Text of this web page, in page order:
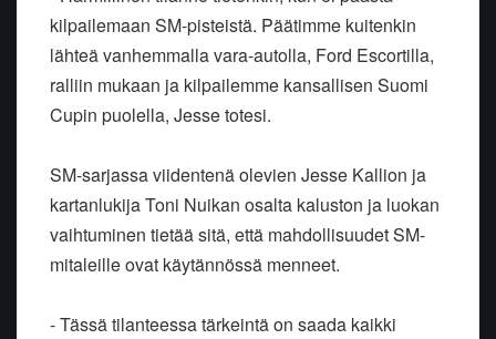
kilpailemaan SM-pisteistä. Päätimme kuitenkin
lähteä vanhemmalla vara-autolla, Ford Escortilla,
ralliin mukaan ja kilpailemme kansallisen Suomi
Cupin puolella, Jesse totesi.
SM-sarjassa viidentenä olevien Jesse Kallion ja
kartanlukija Toni Nuikan osalta kaluston ja luokan
vaihtuminen tietää sitä, että mahdollisuudetSM-
mitaleille ovat käytännössä menneet.
- Tässä tilanteessa tärkeintä on saada kaikki